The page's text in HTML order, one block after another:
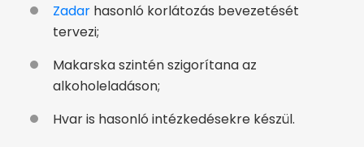
Zadar hasonló korlátozás bevezetését
tervezi;
Makarska szintén szigorítana az
alkoholeladáson;
Hvar is hasonló intézkedésekre készül.